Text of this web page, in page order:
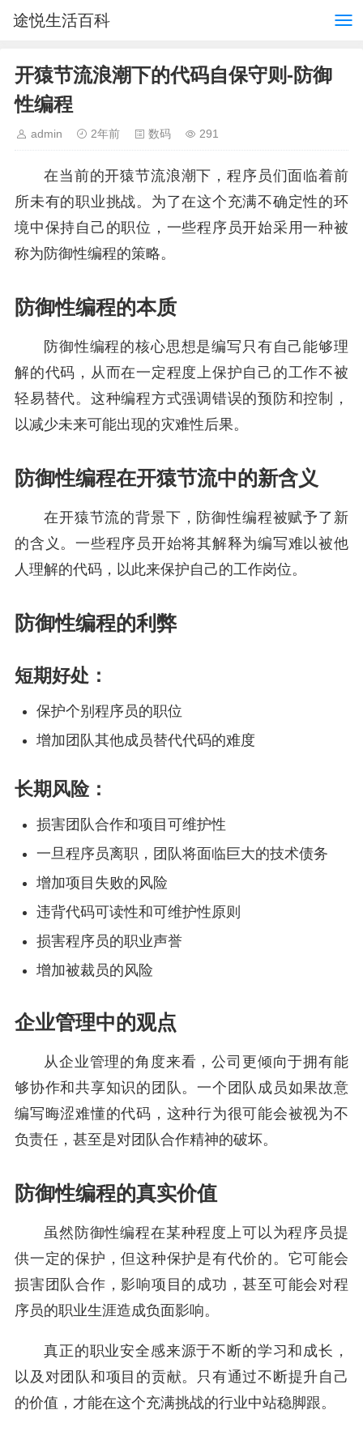
途悦生活百科
开猿节流浪潮下的代码自保守则-防御
性编程
admin 2年前 数码 291
在当前的开猿节流浪潮下，程序员们面临着前
所未有的职业挑战。为了在这个充满不确定性的环
境中保持自己的职位，一些程序员开始采用一种被
称为防御性编程的策略。
防御性编程的本质
防御性编程的核心思想是编写只有自己能够理
解的代码，从而在一定程度上保护自己的工作不被
轻易替代。这种编程方式强调错误的预防和控制，
以减少未来可能出现的灾难性后果。
防御性编程在开猿节流中的新含义
在开猿节流的背景下，防御性编程被赋予了新
的含义。一些程序员开始将其解释为编写难以被他
人理解的代码，以此来保护自己的工作岗位。
防御性编程的利弊
短期好处：
保护个别程序员的职位
增加团队其他成员替代代码的难度
长期风险：
损害团队合作和项目可维护性
一旦程序员离职，团队将面临巨大的技术债务
增加项目失败的风险
违背代码可读性和可维护性原则
损害程序员的职业声誉
增加被裁员的风险
企业管理中的观点
从企业管理的角度来看，公司更倾向于拥有能
够协作和共享知识的团队。一个团队成员如果故意
编写晦涩难懂的代码，这种行为很可能会被视为不
负责任，甚至是对团队合作精神的破坏。
防御性编程的真实价值
虽然防御性编程在某种程度上可以为程序员提
供一定的保护，但这种保护是有代价的。它可能会
损害团队合作，影响项目的成功，甚至可能会对程
序员的职业生涯造成负面影响。
真正的职业安全感来源于不断的学习和成长，
以及对团队和项目的贡献。只有通过不断提升自己
的价值，才能在这个充满挑战的行业中站稳脚跟。